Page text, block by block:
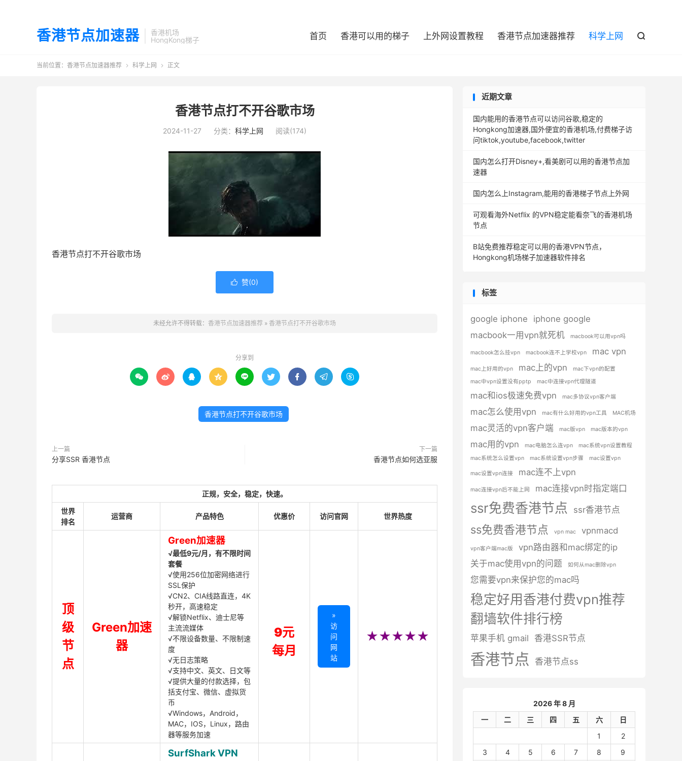
香港节点加速器
香港机场
HongKong梯子
首页 香港可以用的梯子 上外网设置教程 香港节点加速器推荐 科学上网 
当前位置： 香港节点加速器推荐  科学上网  正文
香港节点打不开谷歌市场
2024-11-27 分类： 科学上网 阅读(174)
香港节点打不开谷歌市场
 赞(0)
未经允许不得转载： 香港节点加速器推荐 » 香港节点打不开谷歌市场
分享到
        
香港节点打不开谷歌市场
上一篇
分享SSR 香港节点
下一篇
香港节点如何选亚服
正规，安全，稳定，快速。
世界
排名
运营商 产品特色 优惠价 访问官网 世界热度
顶
级
节
点
Green加速
器
Green加速器
√最低9元/月，有不限时间
套餐
√使用256位加密网络进行
SSL保护
√CN2、CIA线路直连，4K
秒开，高速稳定
√解锁Netflix、迪士尼等
主流流媒体
√不限设备数量、不限制速
度
√无日志策略
√支持中文、英文、日文等
√提供大量的付款选择，包
括支付宝、微信、虚拟货
币
√Windows，Android，
MAC，IOS，Linux，路由
器等服务加速
9元
每月
»
访
问
网
站
★★★★★
SurfShark VPN
近期文章
国内能用的香港节点可以访问谷歌,稳定的
Hongkong加速器,国外便宜的香港机场,付费梯子访
问tiktok,youtube,facebook,twitter
国内怎么打开Disney+,看美剧可以用的香港节点加
速器
国内怎么上Instagram,能用的香港梯子节点上外网
可观看海外Netflix 的VPN稳定能看奈飞的香港机场
节点
B站免费推荐稳定可以用的香港VPN节点，
Hongkong机场梯子加速器软件排名
标签
google iphone
iphone google
macbook一用vpn就死机
macbook可以用vpn吗
macbook怎么挂vpn macbook连不上学校vpn mac vpn
mac上好用的vpn mac上的vpn
mac下vpn的配置
mac中vpn设置没有pptp
mac中连接vpn代理隧道
mac和ios极速免费vpn mac多协议vpn客户端
mac怎么使用vpn mac有什么好用的vpn工具 MAC机场
mac灵活的vpn客户端 mac版vpn mac版本的vpn
mac用的vpn mac电脑怎么连vpn
mac系统vpn设置教程
mac系统怎么设置vpn
mac系统设置vpn步骤 mac设置vpn
mac设置vpn连接 mac连不上vpn
mac连接vpn后不能上网 mac连接vpn时指定端口
ssr免费香港节点 ssr香港节点
ss免费香港节点 vpn mac vpnmacd
vpn客户端mac版
vpn路由器和mac绑定的ip
关于mac使用vpn的问题
如何从mac删除vpn
您需要vpn来保护您的mac吗
稳定好用香港付费vpn推荐
翻墙软件排行榜
苹果手机 gmail 香港SSR节点
香港节点 香港节点ss
2026 年 8 月
一
二 三 四 五 六
日
1
2
3
4 5 6 7 8
9